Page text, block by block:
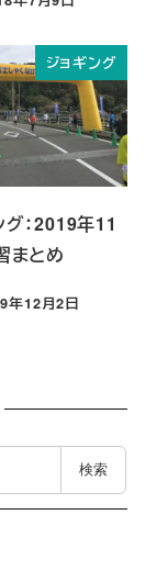
日
ジョギング
グ：2019年11
まとめ
日
年12月2日
検索